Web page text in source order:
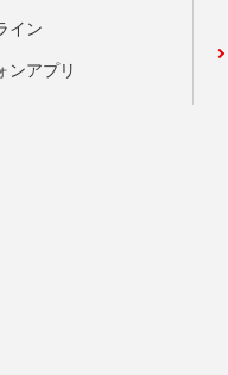
イン
ンアプリ